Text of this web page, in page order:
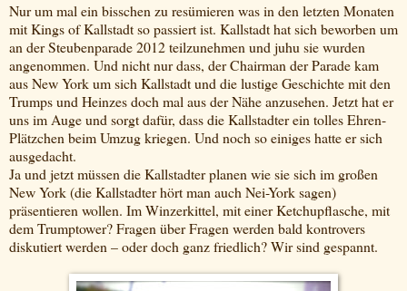
Nur um mal ein bisschen zu resümieren was in den letzten Monaten
mit Kings of Kallstadt so passiert ist. Kallstadt hat sich beworben um
an der Steubenparade 2012 teilzunehmen und juhu sie wurden
angenommen. Und nicht nur dass, der Chairman der Parade kam
aus New York um sich Kallstadt und die lustige Geschichte mit den
Trumps und Heinzes doch mal aus der Nähe anzusehen. Jetzt hat er
uns im Auge und sorgt dafür, dass die Kallstadter ein tolles Ehren-
Plätzchen beim Umzug kriegen. Und noch so einiges hatte er sich
ausgedacht.
Ja und jetzt müssen die Kallstadter planen wie sie sich im großen
New York (die Kallstadter hört man auch Nei-York sagen)
präsentieren wollen. Im Winzerkittel, mit einer Ketchupflasche, mit
dem Trumptower? Fragen über Fragen werden bald kontrovers
diskutiert werden – oder doch ganz friedlich? Wir sind gespannt.